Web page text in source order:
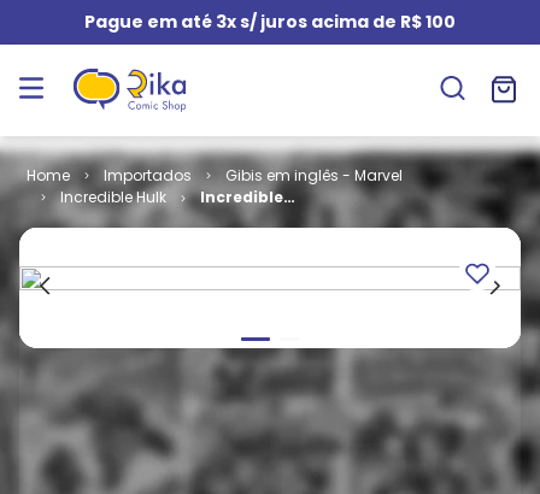
Pague em até 3x s/ juros acima de R$ 100
Importados
Gibis em inglês - Marvel
Incredible Hulk
Incredible
Hulk - Volume